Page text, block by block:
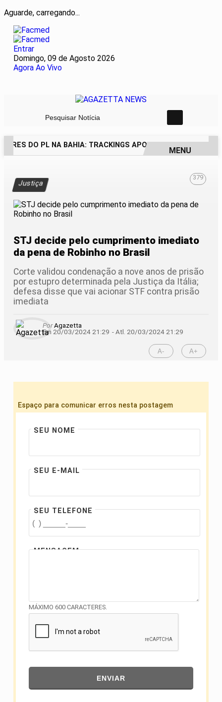
Aguarde, carregando...
Entrar
Domingo, 09 de Agosto 2026
Agora Ao Vivo
Pesquisar Notícia
DO PL NA BAHIA: TRACKINGS APONTAM DRA. RAISSA
MENU
Justiça
379
STJ decide pelo cumprimento imediato
da pena de Robinho no Brasil
Corte validou condenação a nove anos de prisão
por estupro determinada pela Justiça da Itália;
defesa disse que vai acionar STF contra prisão
imediata
PorAgazetta
Em 20/03/2024 21:29 - Atl. 20/03/2024 21:29
A- A+
Espaço para comunicar erros nesta postagem
SEU NOME
SEU E-MAIL
SEU TELEFONE
MENSAGEM
MÁXIMO 600 CARACTERES.
ENVIAR